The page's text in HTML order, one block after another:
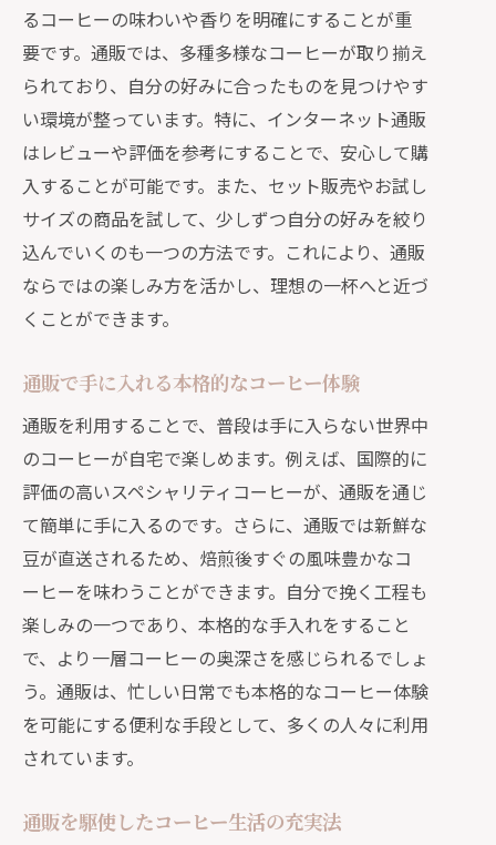
るコーヒーの味わいや香りを明確にすることが重
要です。通販では、多種多様なコーヒーが取り揃え
られており、自分の好みに合ったものを見つけやす
い環境が整っています。特に、インターネット通販
はレビューや評価を参考にすることで、安心して購
入することが可能です。また、セット販売やお試し
サイズの商品を試して、少しずつ自分の好みを絞り
込んでいくのも一つの方法です。これにより、通販
ならではの楽しみ方を活かし、理想の一杯へと近づ
くことができます。
通販で手に入れる本格的なコーヒー体験
通販を利用することで、普段は手に入らない世界中
のコーヒーが自宅で楽しめます。例えば、国際的に
評価の高いスペシャリティコーヒーが、通販を通じ
て簡単に手に入るのです。さらに、通販では新鮮な
豆が直送されるため、焙煎後すぐの風味豊かなコ
ーヒーを味わうことができます。自分で挽く工程も
楽しみの一つであり、本格的な手入れをすること
で、より一層コーヒーの奥深さを感じられるでしょ
う。通販は、忙しい日常でも本格的なコーヒー体験
を可能にする便利な手段として、多くの人々に利用
されています。
通販を駆使したコーヒー生活の充実法